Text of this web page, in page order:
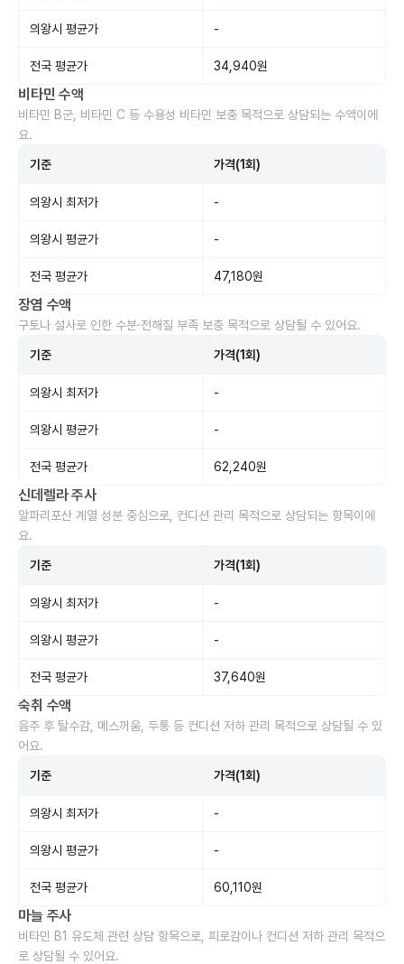
의왕시 평균가 -
전국 평균가 34,940원
비타민 수액
비타민 B군, 비타민 C 등 수용성 비타민 보충 목적으로 상담되는 수액이에
요.
기준 가격(1회)
의왕시 최저가 -
의왕시 평균가 -
전국 평균가 47,180원
장염 수액
구토나 설사로 인한 수분·전해질 부족 보충 목적으로 상담될 수 있어요.
기준 가격(1회)
의왕시 최저가 -
의왕시 평균가 -
전국 평균가 62,240원
신데렐라 주사
알파리포산 계열 성분 중심으로, 컨디션 관리 목적으로 상담되는 항목이에
요.
기준 가격(1회)
의왕시 최저가 -
의왕시 평균가 -
전국 평균가 37,640원
숙취 수액
음주 후 탈수감, 메스꺼움, 두통 등 컨디션 저하 관리 목적으로 상담될 수 있
어요.
기준 가격(1회)
의왕시 최저가 -
의왕시 평균가 -
전국 평균가 60,110원
마늘 주사
비타민 B1 유도체 관련 상담 항목으로, 피로감이나 컨디션 저하 관리 목적으
로 상담될 수 있어요.